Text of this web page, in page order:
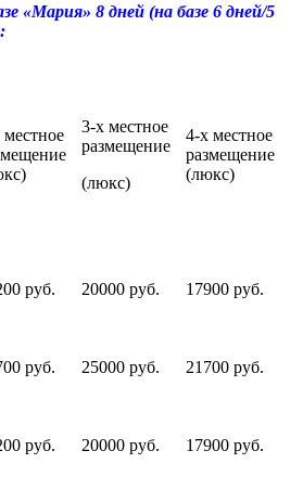
«Мария» 8 дней (на базе 6 дней/5
местное
3-х местное
размещение
(люкс)
4-х местное
размещение
(люкс)
руб. 20000 руб. 17900 руб.
руб. 25000 руб. 21700 руб.
руб. 20000 руб. 17900 руб.